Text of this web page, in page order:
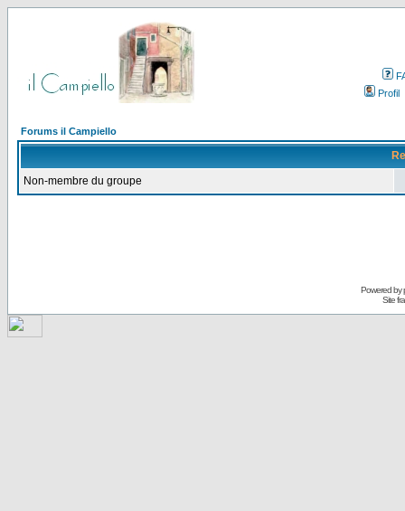
Profil
Forums il Campiello
Non-membre du groupe
Powered by
Site